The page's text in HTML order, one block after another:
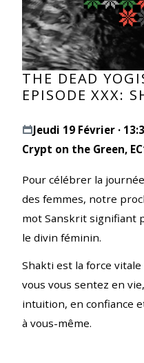
THE DEAD
EPISODE XXX:
Jeudi 19 Février ·
Crypt on the Green,
Pour célébrer la
des femmes, notre
mot Sanskrit signifiant
le divin féminin.
Shakti est la force
vous vous sentez en
intuition, en confiance
à vous-même.